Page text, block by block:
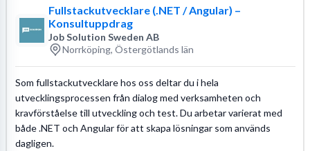
Fullstackutvecklare (.NET / Angular) –
Konsultuppdrag
Job Solution Sweden AB
Norrköping, Östergötlands län
Som fullstackutvecklare hos oss deltar du i hela
utvecklingsprocessen från dialog med verksamheten och
kravförståelse till utveckling och test. Du arbetar varierat med
både .NET och Angular för att skapa lösningar som används
dagligen.